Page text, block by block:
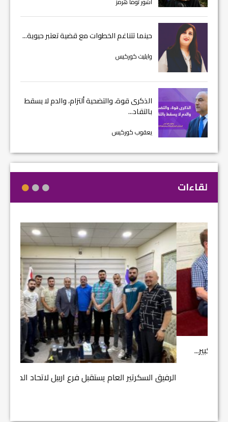
حينما تتناغم الخطوات مع قضية تعتبر حيوية...
وايليت كوركيس
الذكرى قوة، والتضحية ألتزام، والدم لا يسقط
بالتقاد...
يعقوب كوركيس
لقاءات
الرفيق السكرتير العام يستقبل فرع اربيل لاتحاد الطل...